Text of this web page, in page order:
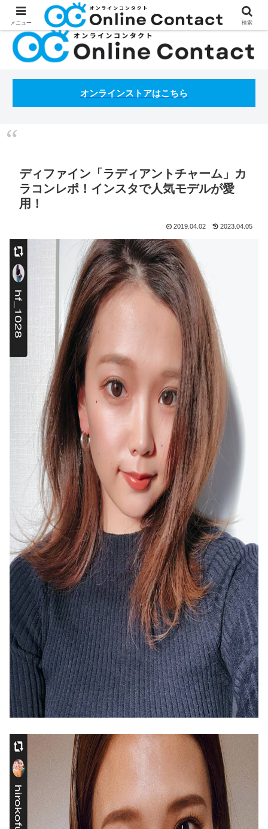
処方箋不要のコンタクトレンズ通販オンラインコンタクトBLOG
オンラインストアはこちら
ディファイン「ラディアントチャーム」カ
ラコンレポ！インスタで人気モデルが愛
用！
2019.04.02 2023.04.05
メニュー 検索